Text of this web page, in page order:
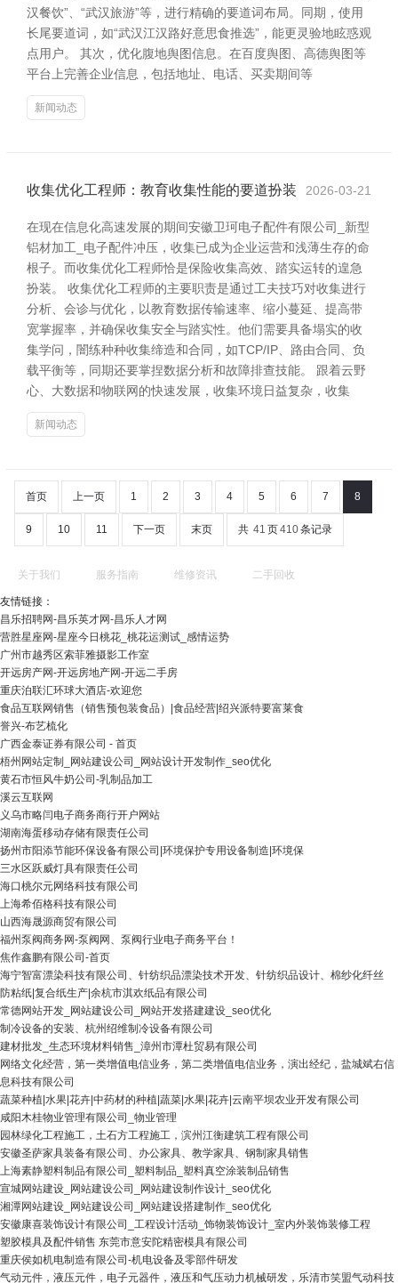
汉餐饮”、“武汉旅游”等，进行精确的要道词布局。同期，使用
长尾要道词，如“武汉江汉路好意思食推选”，能更灵验地眩惑观
点用户。 其次，优化腹地舆图信息。在百度舆图、高德舆图等
平台上完善企业信息，包括地址、电话、买卖期间等
新闻动态
收集优化工程师：教育收集性能的要道扮装 2026-03-21
在现在信息化高速发展的期间安徽卫珂电子配件有限公司_新型
铝材加工_电子配件冲压，收集已成为企业运营和浅薄生存的命
根子。而收集优化工程师恰是保险收集高效、踏实运转的遑急
扮装。 收集优化工程师的主要职责是通过工夫技巧对收集进行
分析、会诊与优化，以教育数据传输速率、缩小蔓延、提高带
宽掌握率，并确保收集安全与踏实性。他们需要具备塌实的收
集学问，闇练种种收集缔造和合同，如TCP/IP、路由合同、负
载平衡等，同期还要掌捏数据分析和故障排查技能。 跟着云野
心、大数据和物联网的快速发展，收集环境日益复杂，收集
新闻动态
首页 上一页 1 2 3 4 5 6 7 8
9 10 11 下一页 末页 共 41 页410条记录
关于我们 服务指南 维修资讯 二手回收
友情链接：
昌乐招聘网-昌乐英才网-昌乐人才网
营胜星座网-星座今日桃花_桃花运测试_感情运势
广州市越秀区索菲雅摄影工作室
开远房产网-开远房地产网-开远二手房
重庆泊联汇环球大酒店-欢迎您
食品互联网销售（销售预包装食品）|食品经营|绍兴派特要富莱食
誉兴-布艺梳化
广西金泰证券有限公司 - 首页
梧州网站定制_网站建设公司_网站设计开发制作_seo优化
黄石市恒风牛奶公司-乳制品加工
溪云互联网
义乌市略闫电子商务商行开户网站
湖南海蛋移动存储有限责任公司
扬州市阳添节能环保设备有限公司|环境保护专用设备制造|环境保
三水区跃威灯具有限责任公司
海口桃尔元网络科技有限公司
上海希佰格科技有限公司
山西海晟源商贸有限公司
福州泵阀商务网-泵阀网、泵阀行业电子商务平台！
焦作鑫鹏有限公司-首页
海宁智富漂染科技有限公司、针纺织品漂染技术开发、针纺织品设计、棉纱化纤丝
防粘纸|复合纸生产|余杭市淇欢纸品有限公司
常德网站开发_网站建设公司_网站开发搭建建设_seo优化
制冷设备的安装、杭州绍维制冷设备有限公司
建材批发_生态环境材料销售_漳州市潭杜贸易有限公司
网络文化经营，第一类增值电信业务，第二类增值电信业务，演出经纪，盐城斌右信
息科技有限公司
蔬菜种植|水果|花卉|中药材的种植|蔬菜|水果|花卉|云南平坝农业开发有限公司
咸阳木桂物业管理有限公司_物业管理
园林绿化工程施工，土石方工程施工，滨州江衡建筑工程有限公司
安徽圣萨家具装备有限公司、办公家具、教学家具、钢制家具销售
上海素静塑料制品有限公司_塑料制品_塑料真空涂装制品销售
宣城网站建设_网站建设公司_网站建设制作设计_seo优化
湘潭网站建设_网站建设公司_网站建设搭建制作_seo优化
安徽康喜装饰设计有限公司_工程设计活动_饰物装饰设计_室内外装饰装修工程
塑胶模具及配件销售 东莞市意安陀精密模具有限公司
重庆侯如机电制造有限公司-机电设备及零部件研发
气动元件，液压元件，电子元器件，液压和气压动力机械研发，乐清市笑盟气动科技